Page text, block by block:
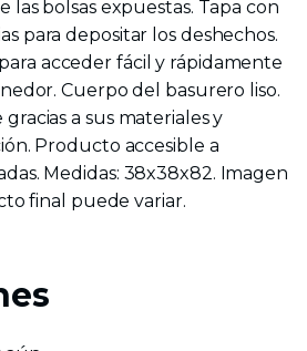
las bolsas expuestas. Tapa con
para depositar los deshechos.
acceder fácil y rápidamente
Cuerpo del basurero liso.
a sus materiales y
Producto accesible a
Medidas: 38x38x82. Imagen
final puede variar.